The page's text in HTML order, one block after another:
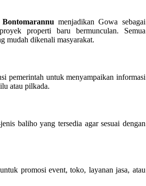
Bontomarannu menjadikan Gowa sebagai
properti baru bermunculan. Semua
mudah dikenali masyarakat.
pemerintah untuk menyampaikan informasi
atau pilkada.
baliho yang tersedia agar sesuai dengan
promosi event, toko, layanan jasa, atau